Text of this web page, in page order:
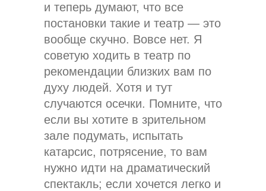
и теперь думают, что все
постановки такие и театр — это
вообще скучно. Вовсе нет. Я
советую ходить в театр по
рекомендации близких вам по
духу людей. Хотя и тут
случаются осечки. Помните, что
если вы хотите в зрительном
зале подумать, испытать
катарсис, потрясение, то вам
нужно идти на драматический
спектакль; если хочется легко и